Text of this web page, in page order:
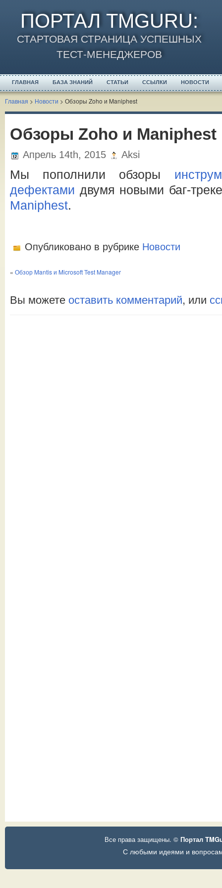
ПОРТАЛ TMGURU:
СТАРТОВАЯ СТРАНИЦА УСПЕШНЫХ
ТЕСТ-МЕНЕДЖЕРОВ
ГЛАВНАЯ БАЗА ЗНАНИЙ СТАТЬИ ССЫЛКИ НОВОСТИ
Главная > Новости > Обзоры Zoho и Maniphest
Обзоры Zoho и Maniphest
Апрель 14th, 2015 Aksi
Мы пополнили обзоры
дефектами двумя новыми баг-
Maniphest.
Опубликовано в рубрике Новости
« Обзор Mantis и Microsoft Test Manager
Вы можете оставить комментарий, или
Все права защищены. © Портал
С любыми идеями и